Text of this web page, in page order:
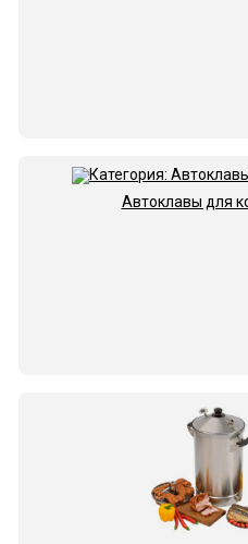
Автоклавы для